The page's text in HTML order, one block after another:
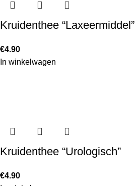
Kruidenthee “Laxeermiddel”
€4.90
In winkelwagen
Kruidenthee “Urologisch”
€4.90